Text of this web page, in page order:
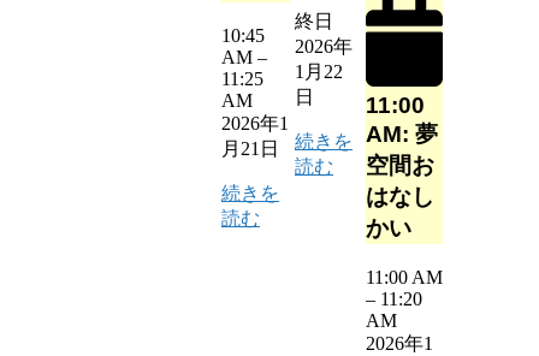
10:45
AM –
11:25
AM
2026年1
月21日
続きを
読む
終日
2026年
1月22
日
続きを
読む
11:00
AM: 夢
空間お
はなし
かい
11:00 AM
– 11:20
AM
2026年1